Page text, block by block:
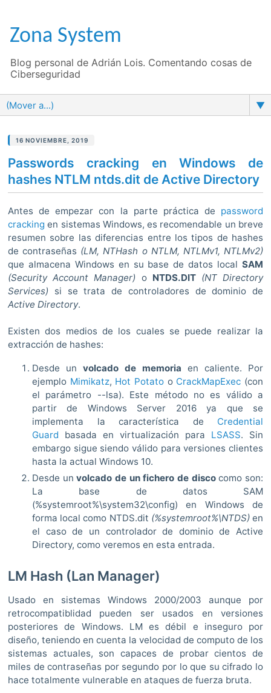
Zona System
Blog personal de Adrián Lois. Comentando cosas de
Ciberseguridad
▼
16 NOVIEMBRE, 2019
Passwords cracking en Windows de
hashes NTLM ntds.dit de Active Directory
Antes de empezar con la parte práctica de password
cracking en sistemas Windows, es recomendable un breve
resumen sobre las diferencias entre los tipos de hashes
de contraseñas (LM, NTHash o NTLM, NTLMv1, NTLMv2)
que almacena Windows en su base de datos local SAM
(Security Account Manager) o NTDS.DIT (NT Directory
Services) si se trata de controladores de dominio de
Active Directory.
Existen dos medios de los cuales se puede realizar la
extracción de hashes:
Desde un volcado de memoria en caliente. Por
ejemplo Mimikatz, Hot Potato o CrackMapExec (con
el parámetro --lsa). Este método no es válido a
partir de Windows Server 2016 ya que se
implementa la característica de Credential
Guard basada en virtualización para LSASS. Sin
embargo sigue siendo válido para versiones clientes
hasta la actual Windows 10.
Desde unvolcado de un fichero de discocomo son:
La base de datos SAM
(%systemroot%\system32\config) en Windows de
forma local como NTDS.dit (%systemroot%\NTDS)en
el caso de un controlador de dominio de Active
Directory, como veremos en esta entrada.
LM Hash (Lan Manager)
Usado en sistemas Windows 2000/2003 aunque por
retrocompatiblidad pueden ser usados en versiones
posteriores de Windows. LM es débil e inseguro por
diseño, teniendo en cuenta la velocidad de computo de los
sistemas actuales, son capaces de probar cientos de
miles de contraseñas por segundo por lo que su cifrado lo
hace totalmente vulnerable en ataques de fuerza bruta.